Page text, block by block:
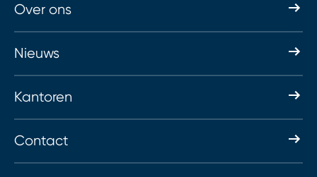
Over ons
Nieuws
Kantoren
Contact